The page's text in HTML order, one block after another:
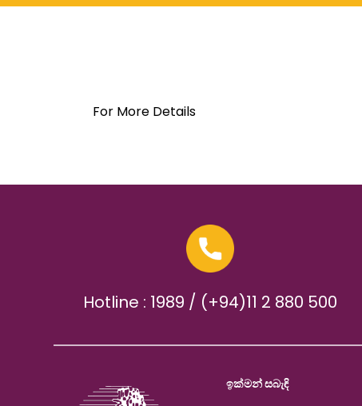
For More Details
Hotline : 1989 / (+94)11 2 880 500
ඉක්මන් සබැඳි